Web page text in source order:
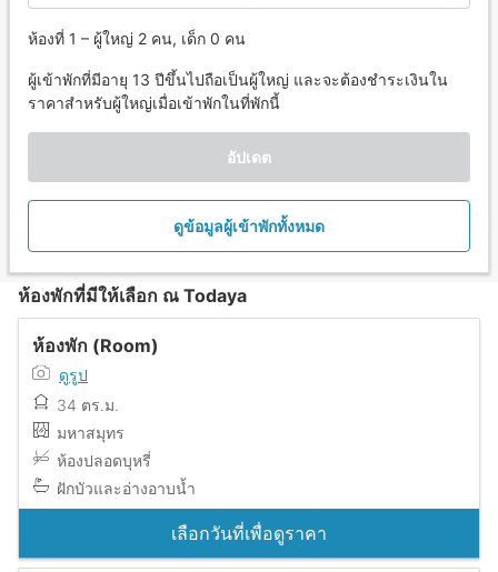
ห้องที่ 1 – ผู้ใหญ่ 2 คน, เด็ก 0 คน
ผู้เข้าพักที่มีอายุ 13 ปีขึ้นไปถือเป็นผู้ใหญ่ และจะต้องชำระเงินใน
ราคาสำหรับผู้ใหญ่เมื่อเข้าพักในที่พักนี้
อัปเดต
ดูข้อมูลผู้เข้าพักทั้งหมด
ห้องพักที่มีให้เลือก ณ Todaya
ห้องพัก (Room)
ดูรูป
34 ตร.ม.
มหาสมุทร
ห้องปลอดบุหรี่
ฝักบัวและอ่างอาบน้ำ
เลือกวันที่เพื่อดูราคา